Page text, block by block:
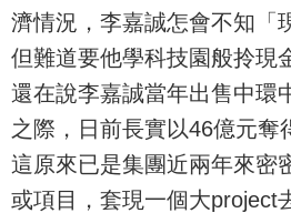
濟情況，李嘉誠怎會不知「
但難道要他學科技園般拎現
還在說李嘉誠當年出售中環
之際，日前長實以46億元奪
這原來已是集團近兩年來密
或項目，套現一個大project